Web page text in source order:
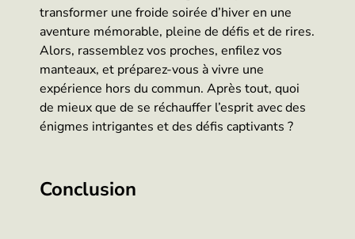
transformer une froide soirée d’hiver en une
aventure mémorable, pleine de défis et de rires.
Alors, rassemblez vos proches, enfilez vos
manteaux, et préparez-vous à vivre une
expérience hors du commun. Après tout, quoi
de mieux que de se réchauffer l’esprit avec des
énigmes intrigantes et des défis captivants ?
Conclusion